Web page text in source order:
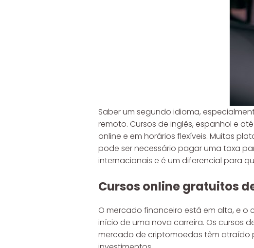
Saber um segundo idioma,
remoto. Cursos de inglês, espanhol e
online e em horários flexíveis. Muitas
pode ser necessário pagar uma taxa
internacionais e é um diferencial para
Cursos online gratuitos
O mercado financeiro está em alta, e o
início de uma nova carreira. Os cursos
mercado de criptomoedas têm atraído